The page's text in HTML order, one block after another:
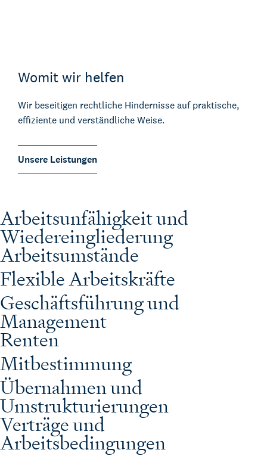
Womit wir helfen
Wir beseitigen rechtliche Hindernisse auf praktische,
effiziente und verständliche Weise.
Unsere Leistungen
Arbeitsunfähigkeit und
Wiedereingliederung
Arbeitsumstände
Flexible Arbeitskräfte
Geschäftsführung und
Management
Renten
Mitbestimmung
Übernahmen und
Umstrukturierungen
Verträge und
Arbeitsbedingungen